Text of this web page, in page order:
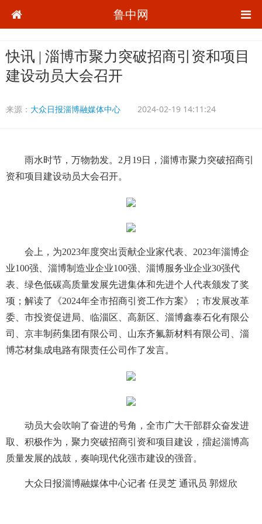
鲁中网
快讯 | 淄博市聚力突破招商引资和项目
建设动员大会召开
来源： 大众日报淄博融媒体中心 2024-02-19 14:11:24
雨水时节，万物勃发。2月19日，淄博市聚力突破招商引
资和项目建设动员大会召开。
会上，为2023年度突出贡献企业家代表、2023年淄博企
业100强、淄博制造业企业100强、淄博服务业企业30强代
表、绿色低碳高质量发展先进集体和先进个人代表颁发了奖
项；解读了《2024年全市招商引资工作方案》；市发展改革
委、市投资促进局、临淄区、高新区、淄博鑫泰石化有限公
司、京丰制药集团有限公司、山东齐氟新材料有限公司、淄
博芯材集成电路有限责任公司作了发言。
动员大会吹响了奋进的号角，全市广大干部群众奋发进
取、积极作为，聚力突破招商引资和项目建设，擂起淄博高
质量发展的战鼓，奏响现代化强市建设的强音。
大众日报淄博融媒体中心记者 任灵芝 通讯员 郭煜欣